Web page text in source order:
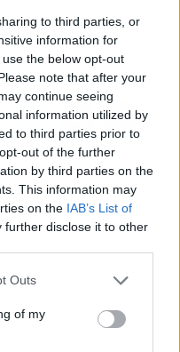
to third parties, or
information for
the below opt-out
note that after your
continue seeing
information utilized by
to third parties prior to
out of the further
by third parties on the
This information may
on the IAB’s List of
further disclose it to other
Outs
of my
¿Cómo es tener un
psicólogo online?